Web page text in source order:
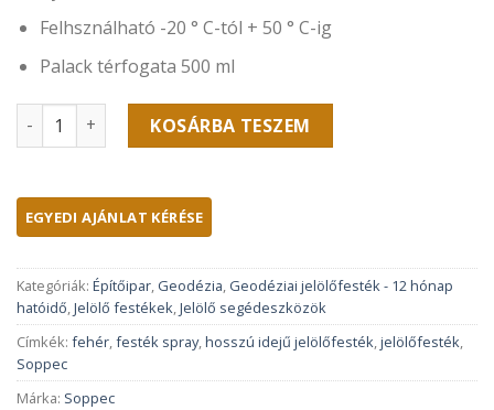
Felhsználható -20 ° C-tól + 50 ° C-ig
Palack térfogata 500 ml
SO-Soppec ProMarker White jelölőfesték, fehér-12 hónap
KOSÁRBA TESZEM
Kategóriák: Építőipar, Geodézia, Geodéziai jelölőfesték - 12 hónap
hatóidő,Jelölő festékek,Jelölő segédeszközök
Címkék: fehér,festék spray,hosszú idejű jelölőfesték,jelölőfesték,
Soppec
Márka: Soppec